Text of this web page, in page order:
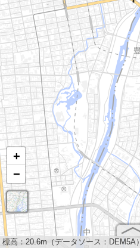
+
−
標高： 20.6m（データソース：DEM5A）